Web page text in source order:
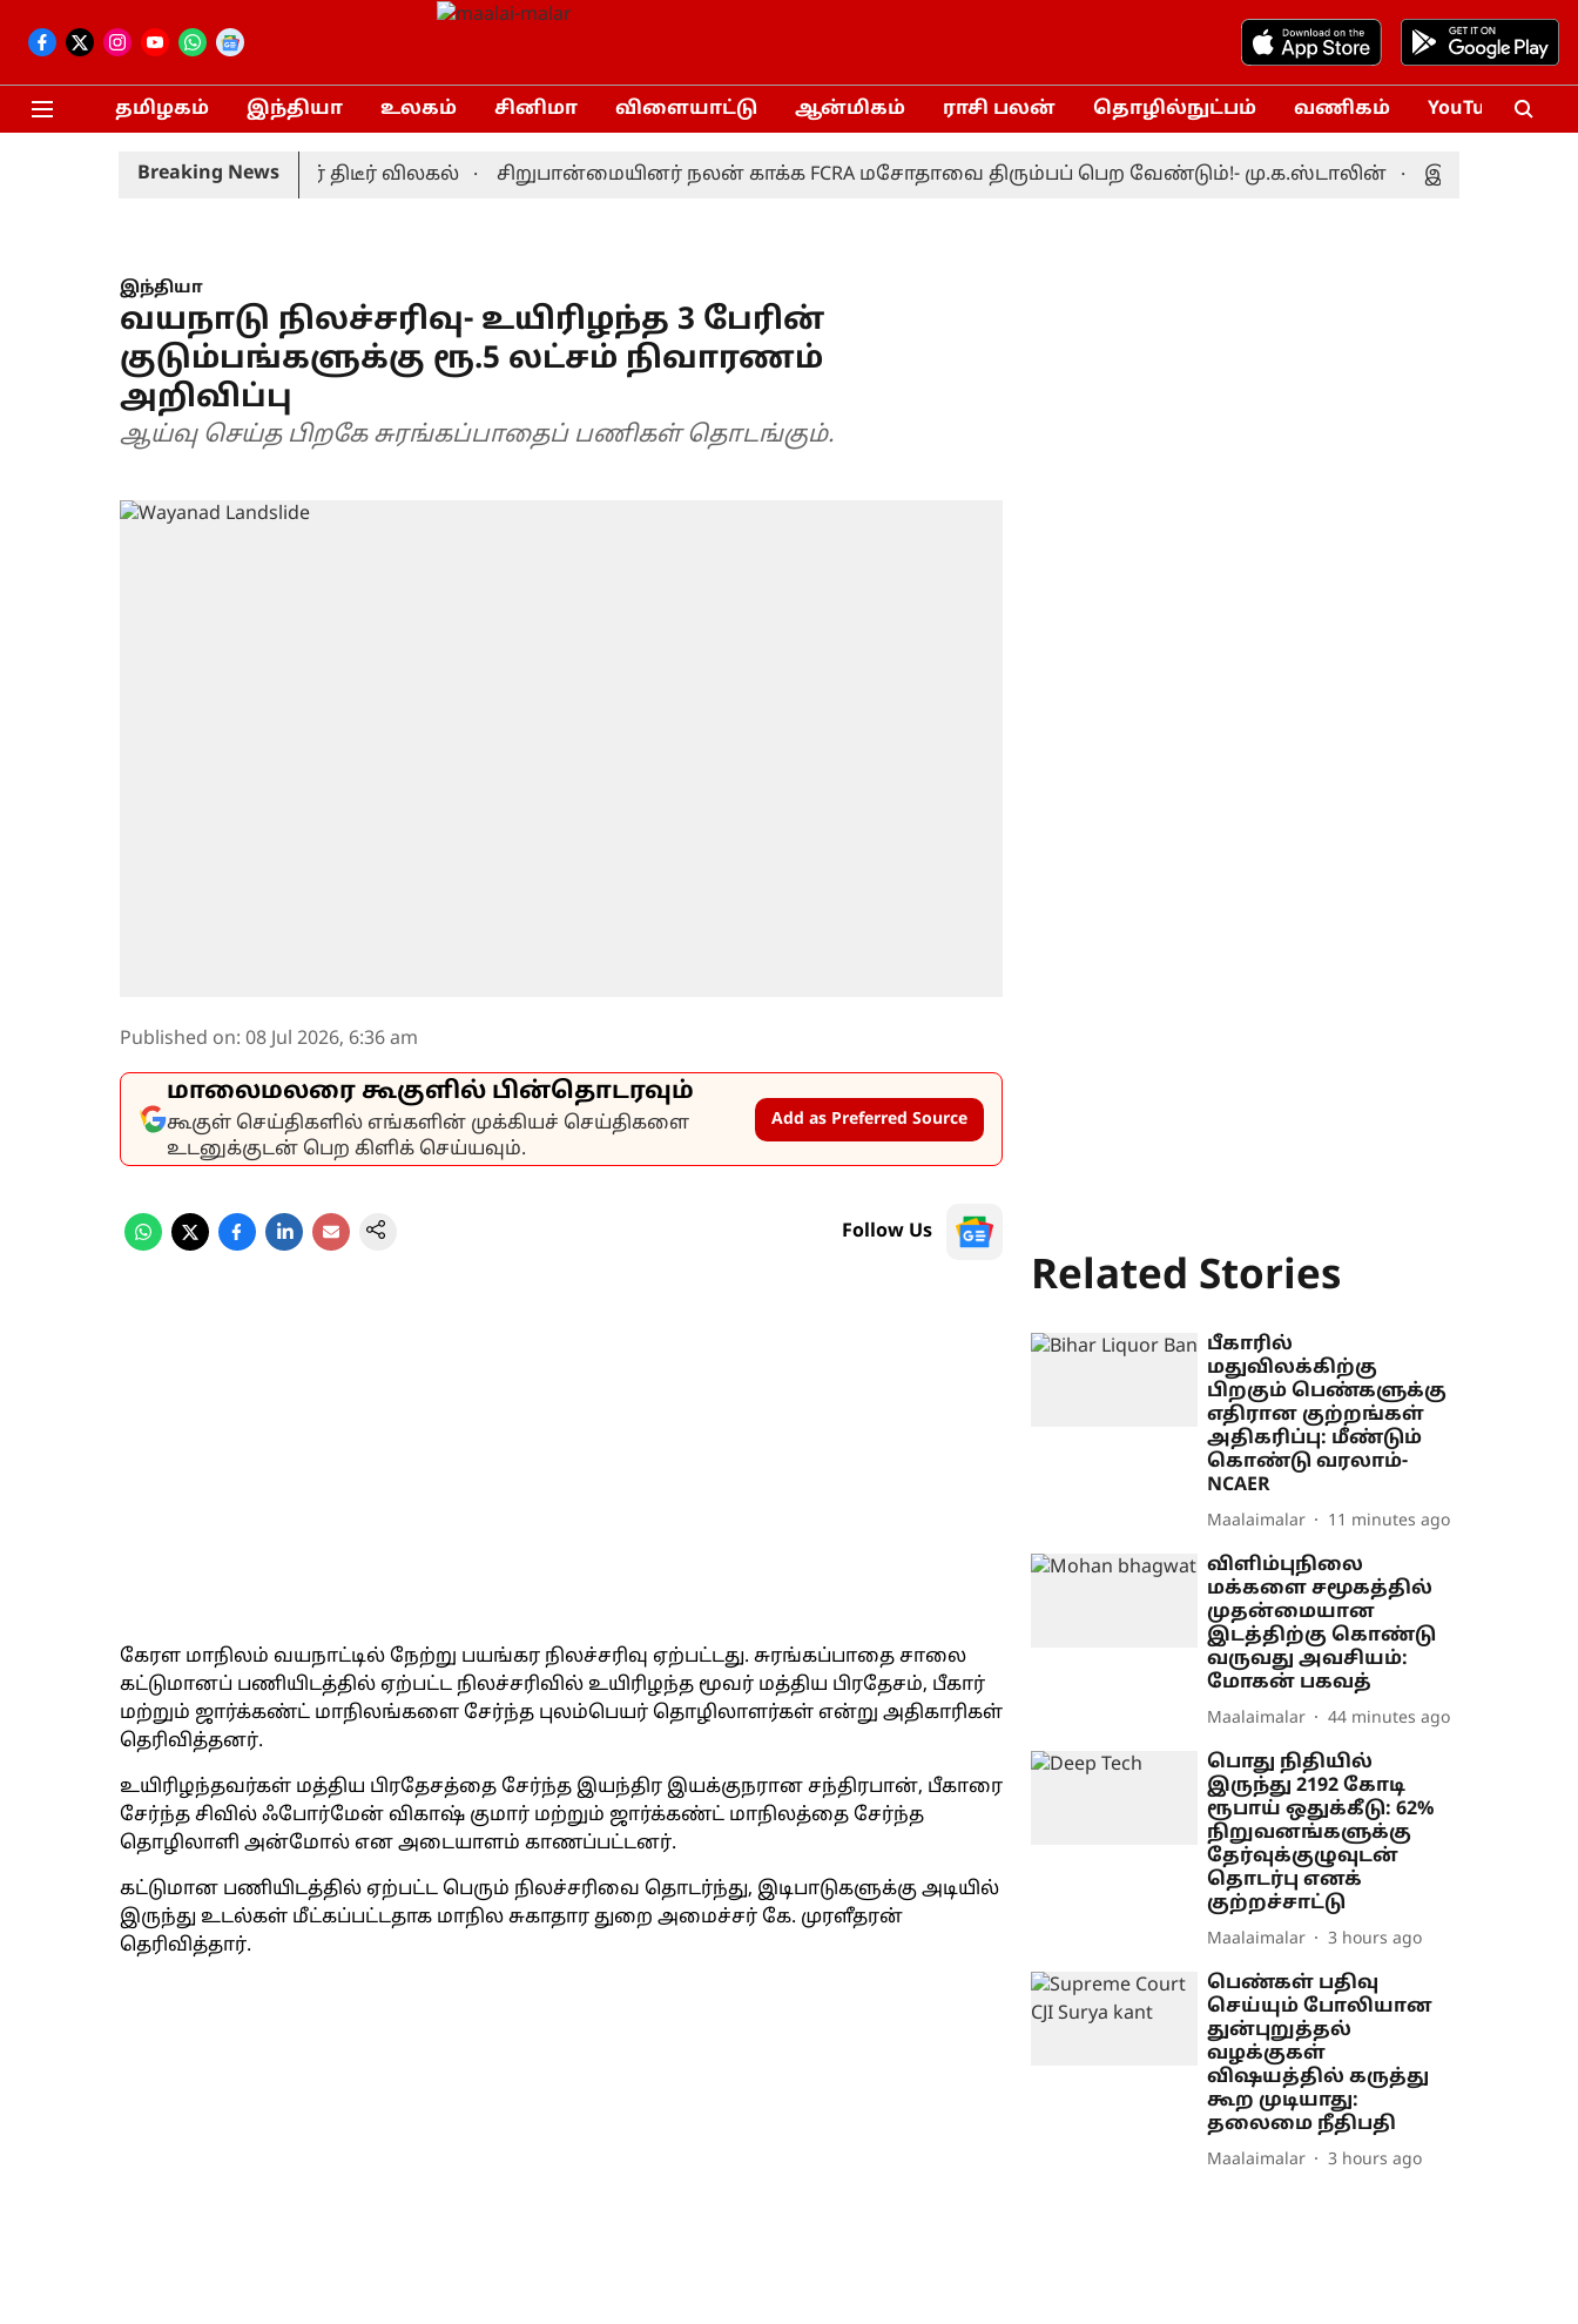
தமிழகம் இந்தியா உலகம் சினிமா விளையாட்டு ஆன்மிகம் ராசி பலன் தொழில்நுட்பம் வணிகம் YouTube
Breaking News
தொடர்: முன்னணி வீரர் திடீர் விலகல் சிறுபான்மையினர் நலன் காக்க FCRA மசோதாவை திரும்பப் பெற வேண்டும்!- மு.க.ஸ்டாலின் இலங்கைக்கு
இந்தியா
வயநாடு நிலச்சரிவு- உயிரிழந்த 3 பேரின்
குடும்பங்களுக்கு ரூ.5 லட்சம் நிவாரணம்
அறிவிப்பு
ஆய்வு செய்த பிறகே சுரங்கப்பாதைப் பணிகள் தொடங்கும்.
Published on: 08 Jul 2026, 6:36 am
மாலைமலரை கூகுளில் பின்தொடரவும்
கூகுள் செய்திகளில் எங்களின் முக்கியச் செய்திகளை
உடனுக்குடன் பெற கிளிக் செய்யவும்.
Add as Preferred Source
Follow Us
கேரள மாநிலம் வயநாட்டில் நேற்று பயங்கர நிலச்சரிவு ஏற்பட்டது. சுரங்கப்பாதை சாலை
கட்டுமானப் பணியிடத்தில் ஏற்பட்ட நிலச்சரிவில் உயிரிழந்த மூவர் மத்திய பிரதேசம், பீகார்
மற்றும் ஜார்க்கண்ட் மாநிலங்களை சேர்ந்த புலம்பெயர் தொழிலாளர்கள் என்று அதிகாரிகள்
தெரிவித்தனர்.
உயிரிழந்தவர்கள் மத்திய பிரதேசத்தை சேர்ந்த இயந்திர இயக்குநரான சந்திரபான், பீகாரை
சேர்ந்த சிவில் ஃபோர்மேன் விகாஷ் குமார் மற்றும் ஜார்க்கண்ட் மாநிலத்தை சேர்ந்த
தொழிலாளி அன்மோல் என அடையாளம் காணப்பட்டனர்.
கட்டுமான பணியிடத்தில் ஏற்பட்ட பெரும் நிலச்சரிவை தொடர்ந்து, இடிபாடுகளுக்கு அடியில்
இருந்து உடல்கள் மீட்கப்பட்டதாக மாநில சுகாதார துறை அமைச்சர் கே. முரளீதரன்
தெரிவித்தார்.
Related Stories
பீகாரில்
மதுவிலக்கிற்கு
பிறகும் பெண்களுக்கு
எதிரான குற்றங்கள்
அதிகரிப்பு: மீண்டும்
கொண்டு வரலாம்-
NCAER
Maalaimalar 11 minutes ago
விளிம்புநிலை
மக்களை சமூகத்தில்
முதன்மையான
இடத்திற்கு கொண்டு
வருவது அவசியம்:
மோகன் பகவத்
Maalaimalar 44 minutes ago
பொது நிதியில்
இருந்து 2192 கோடி
ரூபாய் ஒதுக்கீடு: 62%
நிறுவனங்களுக்கு
தேர்வுக்குழுவுடன்
தொடர்பு எனக்
குற்றச்சாட்டு
Maalaimalar 3 hours ago
பெண்கள் பதிவு
செய்யும் போலியான
துன்புறுத்தல்
வழக்குகள்
விஷயத்தில் கருத்து
கூற முடியாது:
தலைமை நீதிபதி
Maalaimalar 3 hours ago